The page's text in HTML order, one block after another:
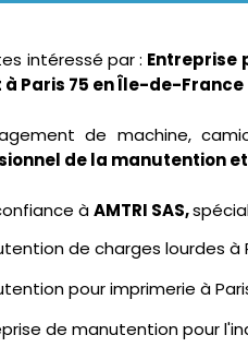
intéressé par : Entreprise
Paris 75 en Île-de-France
de machine,
de la manutention
àAMTRI SAS,
de charges lourdes à
pour imprimerie à
de manutention pour